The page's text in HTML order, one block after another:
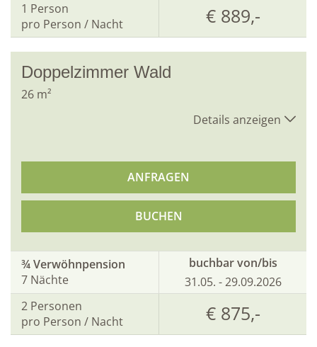
1 Person
pro Person / Nacht
€ 889,-
Doppelzimmer Wald
26 m²
Details anzeigen
ANFRAGEN
BUCHEN
¾ Verwöhnpension
7 Nächte
buchbar von/bis
31.05. - 29.09.2026
2 Personen
pro Person / Nacht
€ 875,-